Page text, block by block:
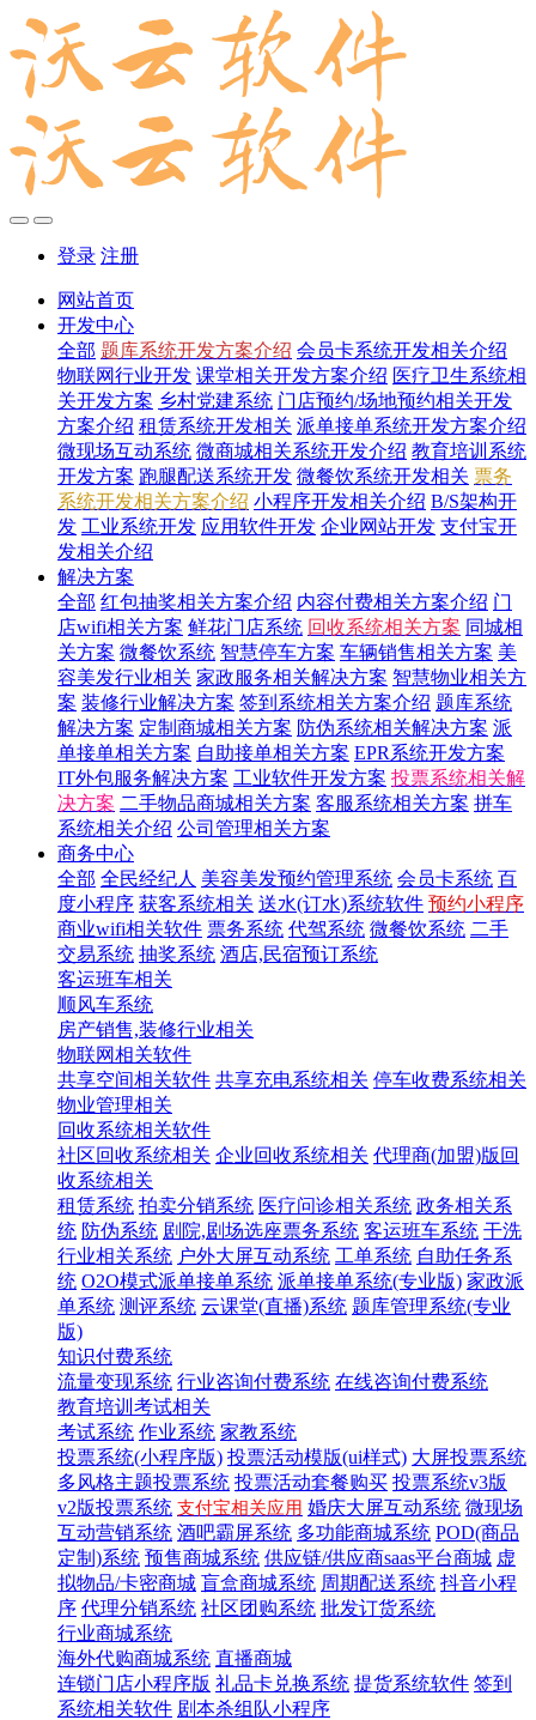
登录 注册
网站首页
开发中心
全部 题库系统开发方案介绍 会员卡系统开发相关介绍
物联网行业开发 课堂相关开发方案介绍 医疗卫生系统相
关开发方案 乡村党建系统 门店预约/场地预约相关开发
方案介绍 租赁系统开发相关 派单接单系统开发方案介绍
微现场互动系统 微商城相关系统开发介绍 教育培训系统
开发方案 跑腿配送系统开发 微餐饮系统开发相关 票务
系统开发相关方案介绍 小程序开发相关介绍 B/S架构开
发 工业系统开发 应用软件开发 企业网站开发 支付宝开
发相关介绍
解决方案
全部 红包抽奖相关方案介绍 内容付费相关方案介绍 门
店wifi相关方案 鲜花门店系统 回收系统相关方案 同城相
关方案 微餐饮系统 智慧停车方案 车辆销售相关方案 美
容美发行业相关 家政服务相关解决方案 智慧物业相关方
案 装修行业解决方案 签到系统相关方案介绍 题库系统
解决方案 定制商城相关方案 防伪系统相关解决方案 派
单接单相关方案 自助接单相关方案 EPR系统开发方案
IT外包服务解决方案 工业软件开发方案 投票系统相关解
决方案 二手物品商城相关方案 客服系统相关方案 拼车
系统相关介绍 公司管理相关方案
商务中心
全部 全民经纪人 美容美发预约管理系统 会员卡系统 百
度小程序 获客系统相关 送水(订水)系统软件 预约小程序
商业wifi相关软件 票务系统 代驾系统 微餐饮系统 二手
交易系统 抽奖系统 酒店,民宿预订系统
客运班车相关
顺风车系统
房产销售,装修行业相关
物联网相关软件
共享空间相关软件 共享充电系统相关 停车收费系统相关
物业管理相关
回收系统相关软件
社区回收系统相关 企业回收系统相关 代理商(加盟)版回
收系统相关
租赁系统 拍卖分销系统 医疗问诊相关系统 政务相关系
统 防伪系统 剧院,剧场选座票务系统 客运班车系统 干洗
行业相关系统 户外大屏互动系统 工单系统 自助任务系
统 O2O模式派单接单系统 派单接单系统(专业版) 家政派
单系统 测评系统 云课堂(直播)系统 题库管理系统(专业
版)
知识付费系统
流量变现系统 行业咨询付费系统 在线咨询付费系统
教育培训考试相关
考试系统 作业系统 家教系统
投票系统(小程序版) 投票活动模版(ui样式) 大屏投票系统
多风格主题投票系统 投票活动套餐购买 投票系统v3版
v2版投票系统 支付宝相关应用 婚庆大屏互动系统 微现场
互动营销系统 酒吧霸屏系统 多功能商城系统 POD(商品
定制)系统 预售商城系统 供应链/供应商saas平台商城 虚
拟物品/卡密商城 盲盒商城系统 周期配送系统 抖音小程
序 代理分销系统 社区团购系统 批发订货系统
行业商城系统
海外代购商城系统 直播商城
连锁门店小程序版 礼品卡兑换系统 提货系统软件 签到
系统相关软件 剧本杀组队小程序